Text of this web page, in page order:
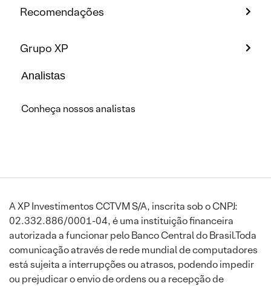
Recomendações
Grupo XP
Analistas
Conheça nossos analistas
A XP Investimentos CCTVM S/A, inscrita sob o CNPJ:
02.332.886/0001-04, é uma instituição financeira
autorizada a funcionar pelo Banco Central do Brasil.Toda
comunicação através de rede mundial de computadores
está sujeita a interrupções ou atrasos, podendo impedir
ou prejudicar o envio de ordens ou a recepção de